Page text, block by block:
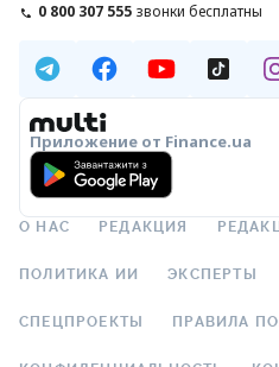
0 800 307 555 звонки бесплатны
Приложение от Finance.ua
О НАС РЕДАКЦИЯ
ПОЛИТИКА ИИ ЭКСПЕРТЫ
СПЕЦПРОЕКТЫ ПРАВИЛА